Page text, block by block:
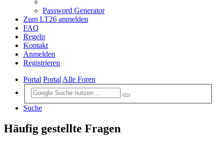
Password Generator
Zum LT26 anmelden
FAQ
Regeln
Kontakt
Anmelden
Registrieren
Portal PortalAlle Foren
Suche
Häufig gestellte Fragen